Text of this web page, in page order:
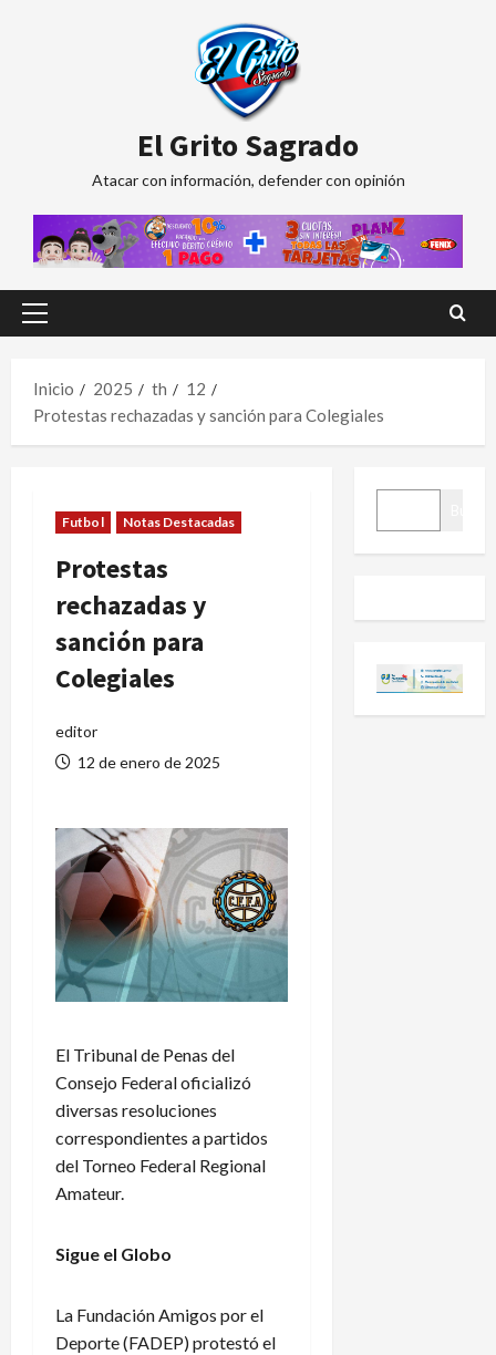
El Grito Sagrado
Atacar con información, defender con opinión
Menú
Inicio
2025 th
12
Protestas rechazadas y sanción para Colegiales
Futbol Notas Destacadas
Protestas
rechazadas y
sanción para
Colegiales
editor
12 de enero de 2025
El Tribunal de Penas del
Consejo Federal oficializó
diversas resoluciones
correspondientes a partidos
del Torneo Federal Regional
Amateur.
Sigue el Globo
La Fundación Amigos por el
Deporte (FADEP) protestó el